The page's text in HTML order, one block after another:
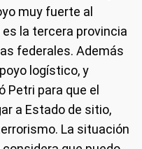
muy fuerte al
es la tercera provincia
federales. Además
logístico, y
Petri para que el
a Estado de sitio,
La situación